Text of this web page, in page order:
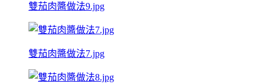
雙茄肉醬做法9.jpg
雙茄肉醬做法7.jpg